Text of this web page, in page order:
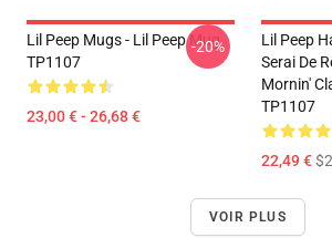
Lil Peep Mugs - Lil Peep Mug
TP1107
23,00 € - 26,68 €
-20%
Lil Peep
Serai De
Mornin'
TP1107
22,49 €
VOIR PLUS